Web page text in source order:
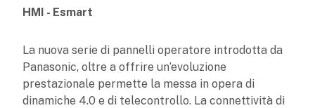
HMI - Esmart
La nuova serie di pannelli operatore introdotta da
Panasonic, oltre a offrire un’evoluzione
prestazionale permette la messa in opera di
dinamiche 4.0 e di telecontrollo. La connettività di